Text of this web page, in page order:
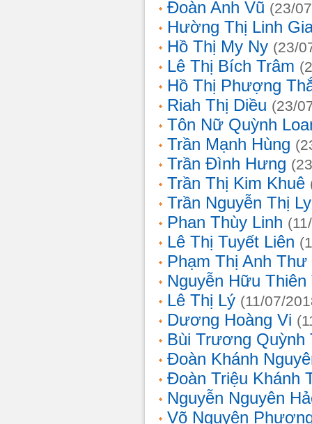
Đoàn Anh Vũ (23/
Hường Thị Linh
Hồ Thị My Ny (23/
Lê Thị Bích Trâm
Hồ Thị Phượng
Riah Thị Diều (23/
Tôn Nữ Quỳnh
Trần Mạnh Hùng
Trần Đình Hưng
Trần Thị Kim Khuê
Trần Nguyễn Thị
Phan Thùy Linh
Lê Thị Tuyết Liên
Phạm Thị Anh Thư
Nguyễn Hữu Thiên
Lê Thị Lý (11/07/
Dương Hoàng Vi
Bùi Trương Quỳnh
Đoàn Khánh
Đoàn Triệu Khánh
Nguyễn Nguyên
Võ Nguyên